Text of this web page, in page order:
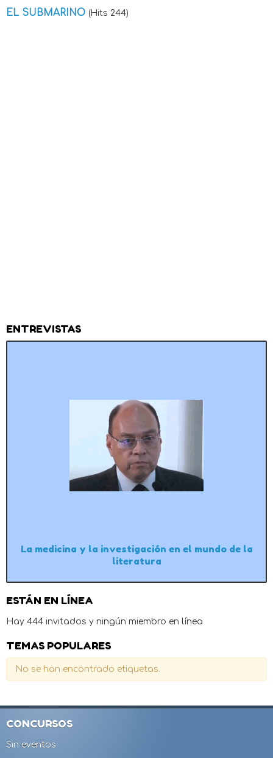
EL SUBMARINO (Hits 244)
ENTREVISTAS
La medicina y la investigación en el mundo de la
literatura
ESTÁN EN LÍNEA
Hay 444 invitados y ningún miembro en línea
TEMAS POPULARES
No se han encontrado etiquetas.
CONCURSOS
Sin eventos